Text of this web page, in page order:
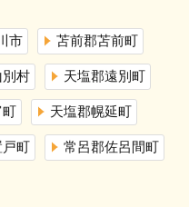
市 苫前郡苫前町
村 天塩郡遠別町
町 天塩郡幌延町
町 常呂郡佐呂間町